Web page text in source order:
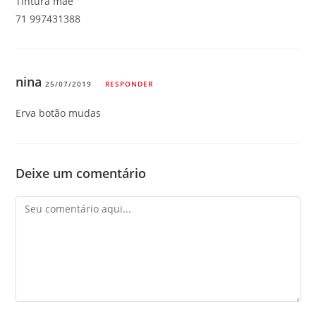
71 997431388
nina 25/07/2019 RESPONDER
Erva botão mudas
Deixe um comentário
Comentário